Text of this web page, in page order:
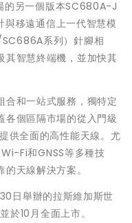
的另一個版本SC680A-J
移遠通信上一代智慧模
系列）針腳相
其智慧終端機，並加快其
合和一站式服務，獨特定
各個區隔市場的從入門級
供全面的高性能天線。尤
Fi和GNSS等多種技
天線解決方案。
日舉辦的拉斯維加斯世
於10月全面上市。